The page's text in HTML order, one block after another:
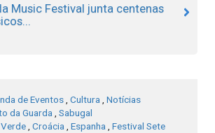
Music Festival junta centenas
de Eventos Cultura
Notícias
da Guarda
Sabugal
Croácia Espanha
Festival Sete